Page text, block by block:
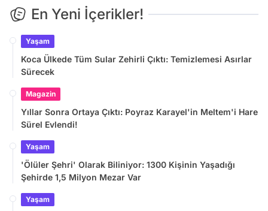
En Yeni İçerikler!
Yaşam
Koca Ülkede Tüm Sular Zehirli Çıktı: Temizlemesi Asırlar
Sürecek
Magazin
Yıllar Sonra Ortaya Çıktı: Poyraz Karayel'in Meltem'i Hare
Sürel Evlendi!
Yaşam
'Ölüler Şehri' Olarak Biliniyor: 1300 Kişinin Yaşadığı
Şehirde 1,5 Milyon Mezar Var
Yaşam